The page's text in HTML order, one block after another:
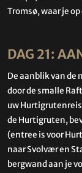
Tromsø, waar je
DAG 21:
De aanblik van de
door de smalle
uw
de Hurtigruten,
(entree is voor
naar Svolvær en
bergwand aan je